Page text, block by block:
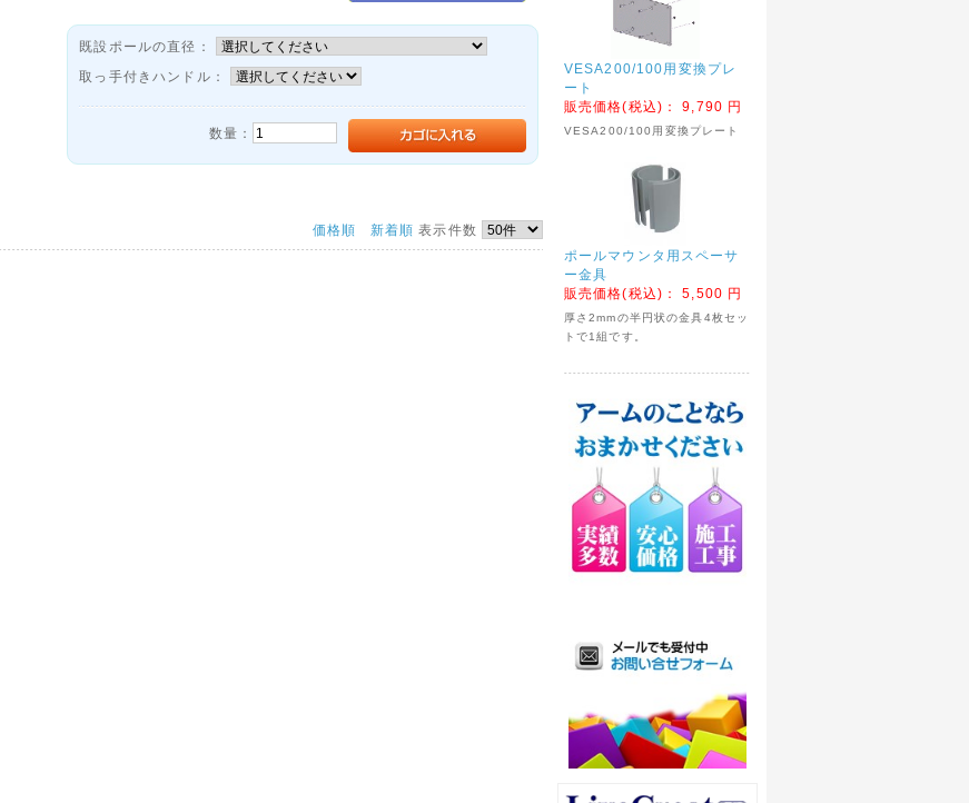
既設ポールの直径：
取っ手付きハンドル：
数量：
価格順 新着順 表示件数
VESA200/100用変換プレ
ート
販売価格(税込)：9,790 円
VESA200/100用変換プレート
ポールマウンタ用スペーサ
ー金具
販売価格(税込)：5,500 円
厚さ2mmの半円状の金具4枚セッ
トで1組です。